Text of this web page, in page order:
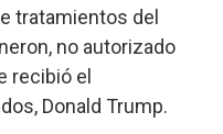
tratamientos del
no autorizado
recibió el
Donald Trump.